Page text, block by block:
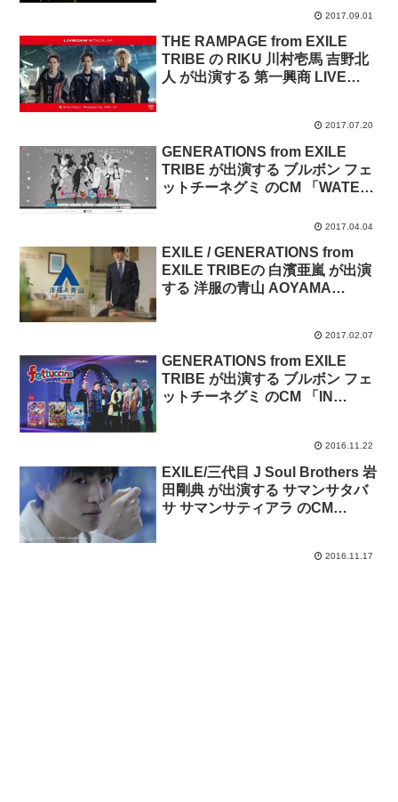
2017.09.01
THE RAMPAGE from EXILE
TRIBE の RIKU 川村壱馬 吉野北
人 が出演する 第一興商 LIVE
2017.07.20
GENERATIONS from EXILE
TRIBE が出演する ブルボン フェ
ットチーネグミ のCM 「WATER
2017.04.04
EXILE / GENERATIONS from
EXILE TRIBEの 白濱亜嵐 が出演
する 洋服の青山 AOYAMA
2017.02.07
GENERATIONS from EXILE
TRIBE が出演する ブルボン フェ
ットチーネグミ のCM 「IN
2016.11.22
EXILE/三代目 J Soul Brothers 岩
田剛典 が出演する サマンサタバ
サ サマンサティアラ のCM
2016.11.17